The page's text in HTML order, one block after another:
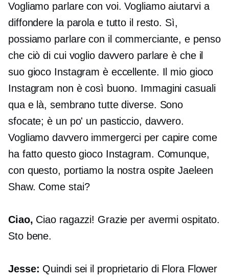
Vogliamo parlare con voi. Vogliamo aiutarvi a
diffondere la parola e tutto il resto. Sì,
possiamo parlare con il commerciante, e penso
che ciò di cui voglio davvero parlare è che il
suo gioco Instagram è eccellente. Il mio gioco
Instagram non è così buono. Immagini casuali
qua e là, sembrano tutte diverse. Sono
sfocate; è un po' un pasticcio, davvero.
Vogliamo davvero immergerci per capire come
ha fatto questo gioco Instagram. Comunque,
con questo, portiamo la nostra ospite Jaeleen
Shaw. Come stai?
Ciao, Ciao ragazzi! Grazie per avermi ospitato.
Sto bene.
Jesse: Quindi sei il proprietario di Flora Flower